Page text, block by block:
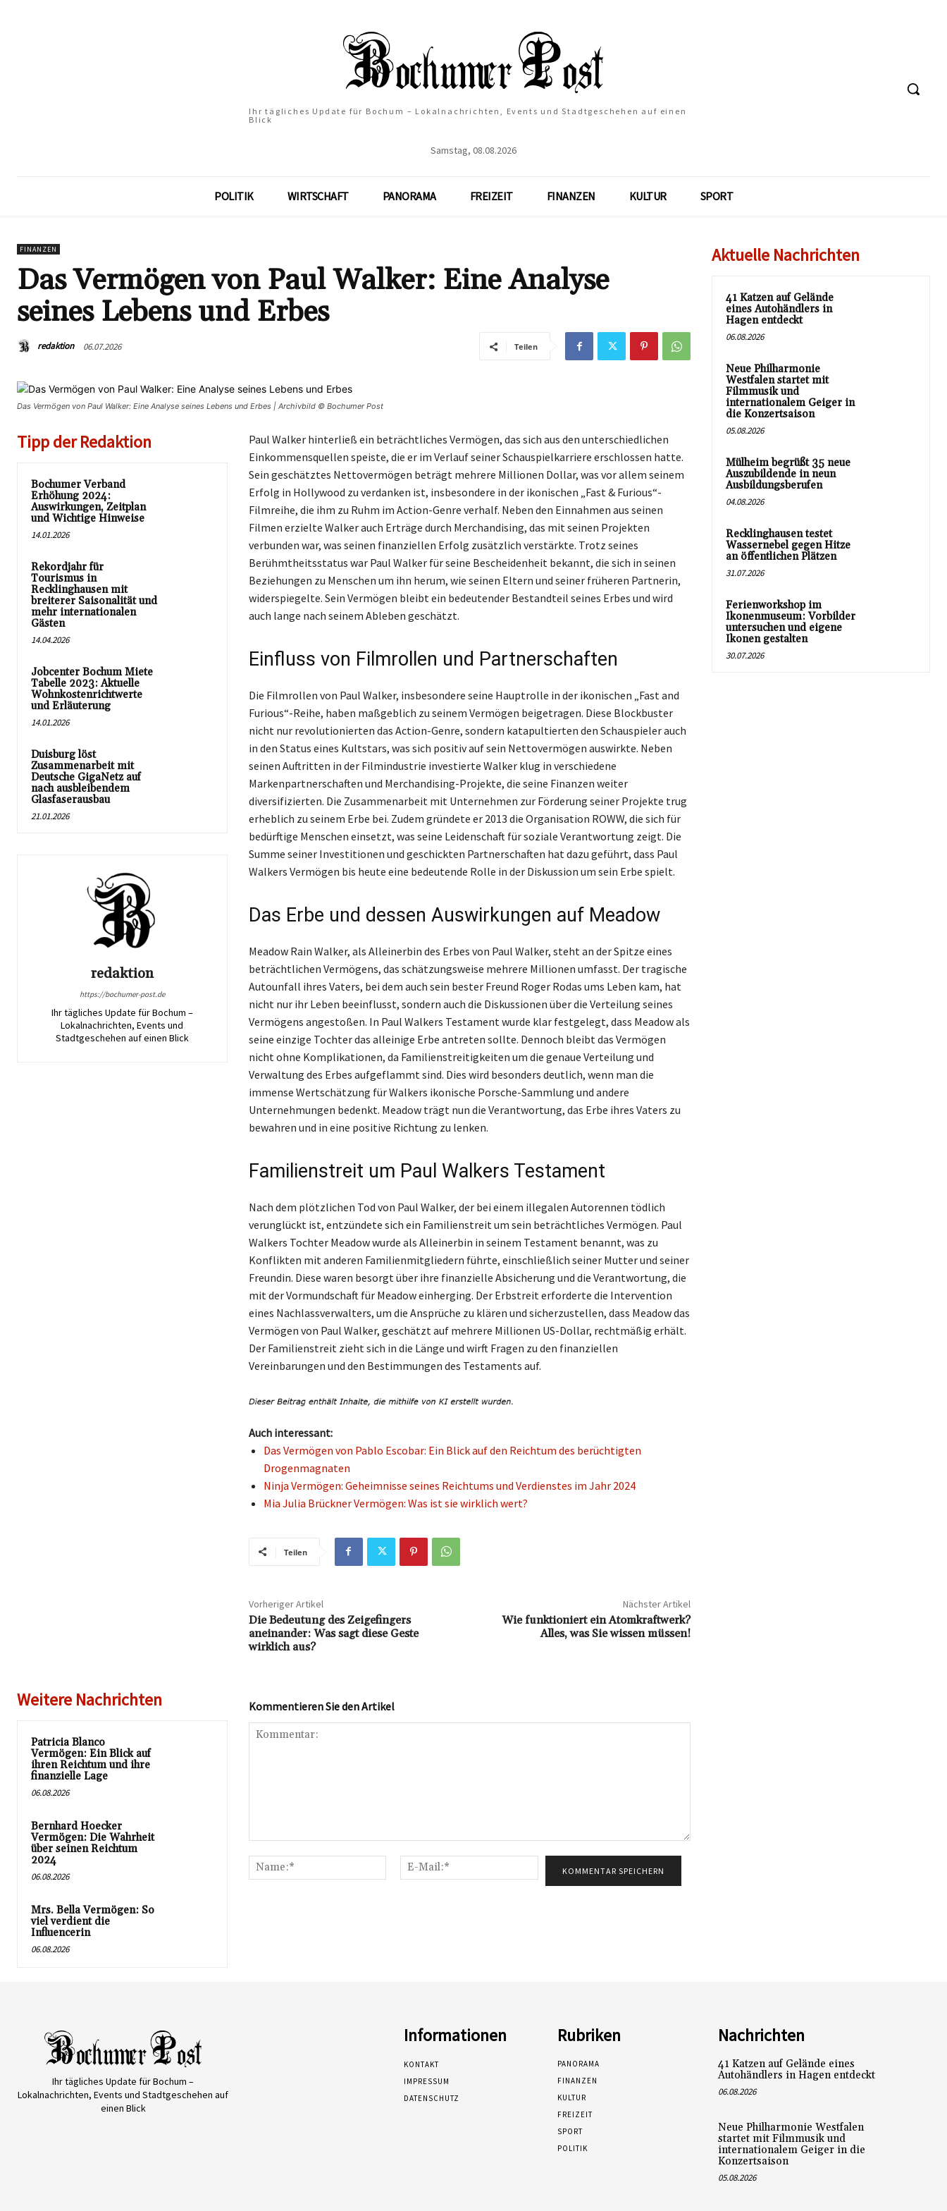
Ihr tägliches Update für Bochum – Lokalnachrichten, Events und Stadtgeschehen auf einen
Blick
Samstag, 08.08.2026
POLITIK WIRTSCHAFT PANORAMA FREIZEIT FINANZEN KULTUR SPORT
FINANZEN
Das Vermögen von Paul Walker: Eine Analyse
seines Lebens und Erbes
redaktion 06.07.2026 Teilen
Das Vermögen von Paul Walker: Eine Analyse seines Lebens und Erbes | Archivbild © Bochumer Post
Tipp der Redaktion
Bochumer Verband
Erhöhung 2024:
Auswirkungen, Zeitplan
und Wichtige Hinweise
14.01.2026
Rekordjahr für
Tourismus in
Recklinghausen mit
breiterer Saisonalität und
mehr internationalen
Gästen
14.04.2026
Jobcenter Bochum Miete
Tabelle 2023: Aktuelle
Wohnkostenrichtwerte
und Erläuterung
14.01.2026
Duisburg löst
Zusammenarbeit mit
Deutsche GigaNetz auf
nach ausbleibendem
Glasfaserausbau
21.01.2026
redaktion
https://bochumer-post.de
Ihr tägliches Update für Bochum –
Lokalnachrichten, Events und
Stadtgeschehen auf einen Blick
Paul Walker hinterließ ein beträchtliches Vermögen, das sich aus den unterschiedlichen
Einkommensquellen speiste, die er im Verlauf seiner Schauspielkarriere erschlossen hatte.
Sein geschätztes Nettovermögen beträgt mehrere Millionen Dollar, was vor allem seinem
Erfolg in Hollywood zu verdanken ist, insbesondere in der ikonischen „Fast & Furious“-
Filmreihe, die ihm zu Ruhm im Action-Genre verhalf. Neben den Einnahmen aus seinen
Filmen erzielte Walker auch Erträge durch Merchandising, das mit seinen Projekten
verbunden war, was seinen finanziellen Erfolg zusätzlich verstärkte. Trotz seines
Berühmtheitsstatus war Paul Walker für seine Bescheidenheit bekannt, die sich in seinen
Beziehungen zu Menschen um ihn herum, wie seinen Eltern und seiner früheren Partnerin,
widerspiegelte. Sein Vermögen bleibt ein bedeutender Bestandteil seines Erbes und wird
auch lange nach seinem Ableben geschätzt.
Einfluss von Filmrollen und Partnerschaften
Die Filmrollen von Paul Walker, insbesondere seine Hauptrolle in der ikonischen „Fast and
Furious“-Reihe, haben maßgeblich zu seinem Vermögen beigetragen. Diese Blockbuster
nicht nur revolutionierten das Action-Genre, sondern katapultierten den Schauspieler auch
in den Status eines Kultstars, was sich positiv auf sein Nettovermögen auswirkte. Neben
seinen Auftritten in der Filmindustrie investierte Walker klug in verschiedene
Markenpartnerschaften und Merchandising-Projekte, die seine Finanzen weiter
diversifizierten. Die Zusammenarbeit mit Unternehmen zur Förderung seiner Projekte trug
erheblich zu seinem Erbe bei. Zudem gründete er 2013 die Organisation ROWW, die sich für
bedürftige Menschen einsetzt, was seine Leidenschaft für soziale Verantwortung zeigt. Die
Summe seiner Investitionen und geschickten Partnerschaften hat dazu geführt, dass Paul
Walkers Vermögen bis heute eine bedeutende Rolle in der Diskussion um sein Erbe spielt.
Das Erbe und dessen Auswirkungen auf Meadow
Meadow Rain Walker, als Alleinerbin des Erbes von Paul Walker, steht an der Spitze eines
beträchtlichen Vermögens, das schätzungsweise mehrere Millionen umfasst. Der tragische
Autounfall ihres Vaters, bei dem auch sein bester Freund Roger Rodas ums Leben kam, hat
nicht nur ihr Leben beeinflusst, sondern auch die Diskussionen über die Verteilung seines
Vermögens angestoßen. In Paul Walkers Testament wurde klar festgelegt, dass Meadow als
seine einzige Tochter das alleinige Erbe antreten sollte. Dennoch bleibt das Vermögen
nicht ohne Komplikationen, da Familienstreitigkeiten um die genaue Verteilung und
Verwaltung des Erbes aufgeflammt sind. Dies wird besonders deutlich, wenn man die
immense Wertschätzung für Walkers ikonische Porsche-Sammlung und andere
Unternehmungen bedenkt. Meadow trägt nun die Verantwortung, das Erbe ihres Vaters zu
bewahren und in eine positive Richtung zu lenken.
Familienstreit um Paul Walkers Testament
Nach dem plötzlichen Tod von Paul Walker, der bei einem illegalen Autorennen tödlich
verunglückt ist, entzündete sich ein Familienstreit um sein beträchtliches Vermögen. Paul
Walkers Tochter Meadow wurde als Alleinerbin in seinem Testament benannt, was zu
Konflikten mit anderen Familienmitgliedern führte, einschließlich seiner Mutter und seiner
Freundin. Diese waren besorgt über ihre finanzielle Absicherung und die Verantwortung, die
mit der Vormundschaft für Meadow einherging. Der Erbstreit erforderte die Intervention
eines Nachlassverwalters, um die Ansprüche zu klären und sicherzustellen, dass Meadow das
Vermögen von Paul Walker, geschätzt auf mehrere Millionen US-Dollar, rechtmäßig erhält.
Der Familienstreit zieht sich in die Länge und wirft Fragen zu den finanziellen
Vereinbarungen und den Bestimmungen des Testaments auf.
Auch interessant:
Das Vermögen von Pablo Escobar: Ein Blick auf den Reichtum des berüchtigten
Drogenmagnaten
Ninja Vermögen: Geheimnisse seines Reichtums und Verdienstes im Jahr 2024
Mia Julia Brückner Vermögen: Was ist sie wirklich wert?
Teilen
Vorheriger Artikel
Die Bedeutung des Zeigefingers
aneinander: Was sagt diese Geste
wirklich aus?
Nächster Artikel
Wie funktioniert ein Atomkraftwerk?
Alles, was Sie wissen müssen!
Weitere Nachrichten
Patricia Blanco
Vermögen: Ein Blick auf
ihren Reichtum und ihre
finanzielle Lage
06.08.2026
Bernhard Hoecker
Vermögen: Die Wahrheit
über seinen Reichtum
2024
06.08.2026
Mrs. Bella Vermögen: So
viel verdient die
Influencerin
06.08.2026
Kommentieren Sie den Artikel
Name:*
Mail:*
Aktuelle Nachrichten
41 Katzen auf Gelände
eines Autohändlers in
Hagen entdeckt
06.08.2026
Neue Philharmonie
Westfalen startet mit
Filmmusik und
internationalem Geiger in
die Konzertsaison
05.08.2026
Mülheim begrüßt 35 neue
Auszubildende in neun
Ausbildungsberufen
04.08.2026
Recklinghausen testet
Wassernebel gegen Hitze
an öffentlichen Plätzen
31.07.2026
Ferienworkshop im
Ikonenmuseum: Vorbilder
untersuchen und eigene
Ikonen gestalten
30.07.2026
Ihr tägliches Update für Bochum –
Lokalnachrichten, Events und Stadtgeschehen auf
einen Blick
Informationen
KONTAKT
IMPRESSUM
DATENSCHUTZ
Rubriken
PANORAMA
FINANZEN
KULTUR
FREIZEIT
SPORT
POLITIK
Nachrichten
41 Katzen auf Gelände eines
Autohändlers in Hagen entdeckt
06.08.2026
Neue Philharmonie Westfalen
startet mit Filmmusik und
internationalem Geiger in die
Konzertsaison
05.08.2026